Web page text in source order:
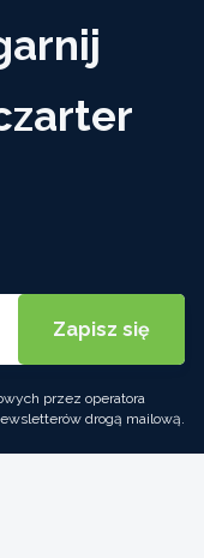
przez operatora
drogą mailową.